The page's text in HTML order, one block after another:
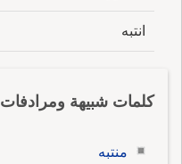
انتبه
كلمات شبيهة ومرادفات
منتبه